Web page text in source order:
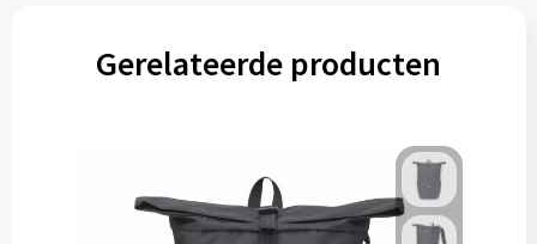
Gerelateerde producten